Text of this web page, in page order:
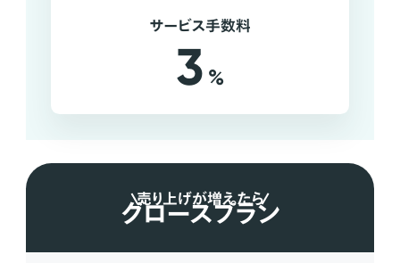
サービス手数料
3 %
売り上げが増えたら
グロースプラン